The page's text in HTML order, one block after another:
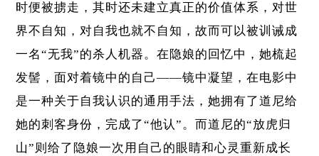
时便被掳走，其时还未建立真正的价值体系，对世
界不自知，对自我也就不自知，故而可以被训诫成
一名“无我”的杀人机器。在隐娘的回忆中，她梳起
发髻，面对着镜中的自己——镜中凝望，在电影中
是一种关于自我认识的通用手法，她拥有了道尼给
她的刺客身份，完成了“他认”。而道尼的“放虎归
山”则给了隐娘一次用自己的眼睛和心灵重新成长